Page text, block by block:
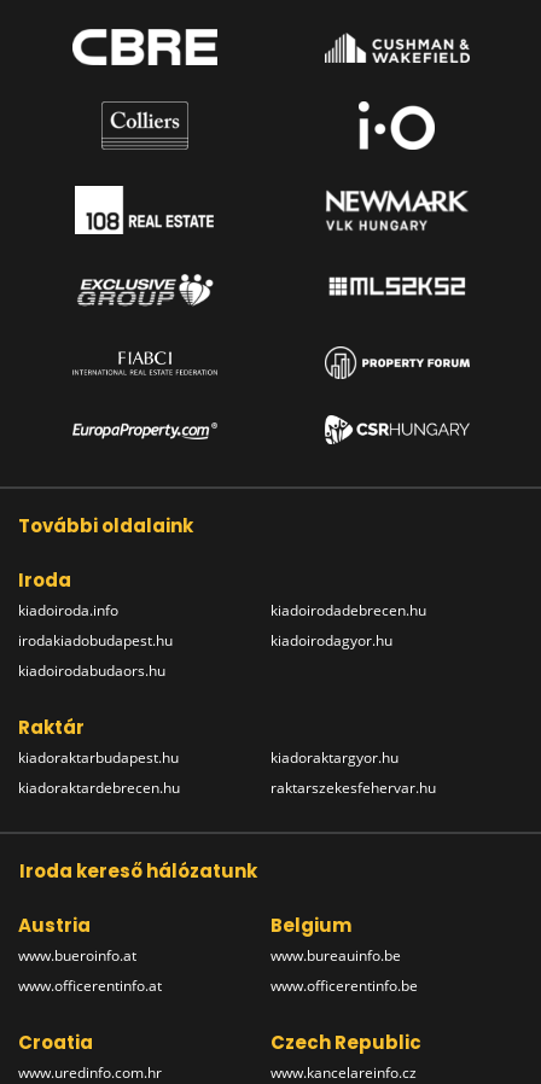
További oldalaink
Iroda
kiadoiroda.info
irodakiadobudapest.hu
kiadoirodabudaors.hu
kiadoirodadebrecen.hu
kiadoirodagyor.hu
Raktár
kiadoraktarbudapest.hu
kiadoraktardebrecen.hu
kiadoraktargyor.hu
raktarszekesfehervar.hu
Iroda kereső hálózatunk
Austria
www.bueroinfo.at
www.officerentinfo.at
Belgium
www.bureauinfo.be
www.officerentinfo.be
Croatia
www.uredinfo.com.hr
Czech Republic
www.kancelareinfo.cz